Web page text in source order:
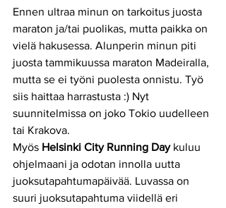
Ennen ultraa minun on tarkoitus juosta
maraton ja/tai puolikas, mutta paikka on
vielä hakusessa. Alunperin minun piti
juosta tammikuussa maraton Madeiralla,
mutta se ei työni puolesta onnistu. Työ
siis haittaa harrastusta :) Nyt
suunnitelmissa on joko Tokio uudelleen
tai Krakova.
Myös Helsinki City Running Day kuluu
ohjelmaani ja odotan innolla uutta
juoksutapahtumapäivää. Luvassa on
suuri juoksutapahtuma viidellä eri